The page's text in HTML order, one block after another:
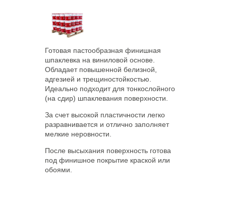
Готовая пастообразная финишная
шпаклевка на виниловой основе.
Обладает повышенной белизной,
адгезией и трещиностойкостью.
Идеально подходит для тонкослойного
(на сдир) шпаклевания поверхности.
За счет высокой пластичности легко
разравнивается и отлично заполняет
мелкие неровности.
После высыхания поверхность готова
под финишное покрытие краской или
обоями.